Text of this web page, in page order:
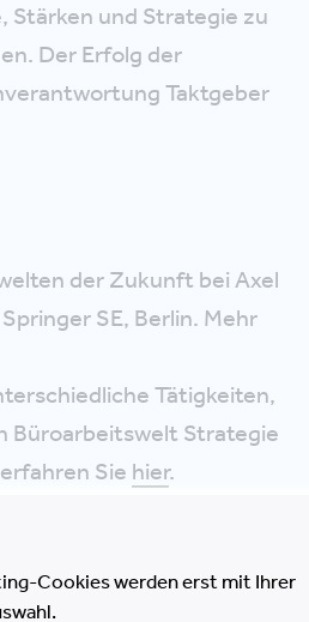
Stärken und Strategie zu
Der Erfolg der
Taktgeber
der Zukunft bei Axel
SE, Berlin. Mehr
Tätigkeiten,
Büroarbeitswelt Strategie
Sie hier.
München.
groß ist der Sprung
Cookies werden erst mit Ihrer